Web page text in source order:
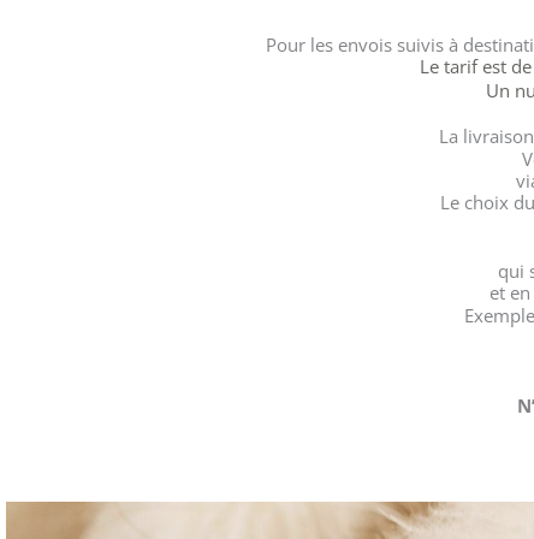
Pour les envois suivis à
Le tarif est
Un
La
Le choix
qui
et